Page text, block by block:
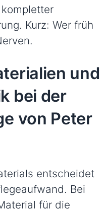
Kurz: Wer früh
und
bei der
von Peter
entscheidet
Bei
für die